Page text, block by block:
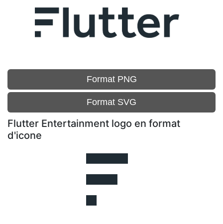
Format PNG
Format SVG
Flutter Entertainment logo en format
d'icone